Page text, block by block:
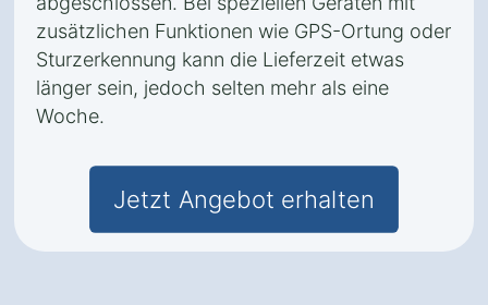
zusätzlichen Funktionen wie GPS-Ortung oder
Sturzerkennung kann die Lieferzeit etwas
länger sein, jedoch selten mehr als eine
Woche.
Jetzt Angebot erhalten